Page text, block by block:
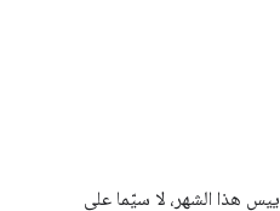
هذا الشهر، لا سيّما على